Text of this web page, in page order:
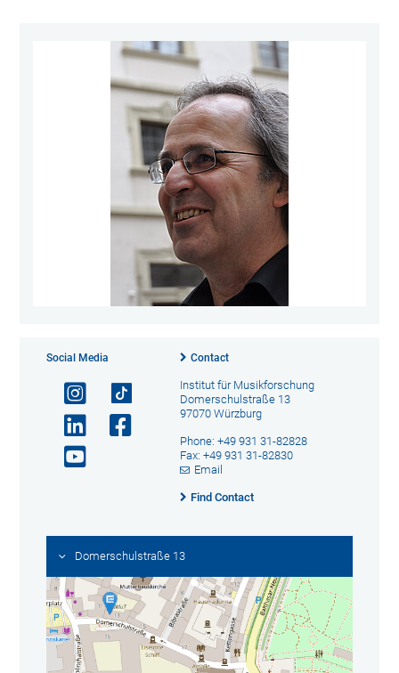
Social Media Contact
Institut für Musikforschung
Domerschulstraße 13
97070 Würzburg
Phone: +49 931 31-82828
Fax: +49 931 31-82830
Email
Find Contact
Domerschulstraße 13